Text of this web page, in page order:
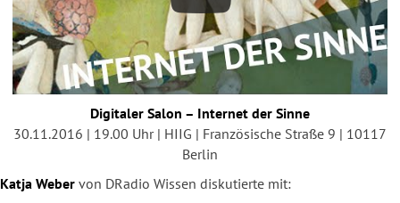
Digitaler Salon – Internet der Sinne
30.11.2016 | 19.00 Uhr | HIIG | Französische Straße 9 | 10117
Berlin
Katja Weber von DRadio Wissen diskutierte mit: